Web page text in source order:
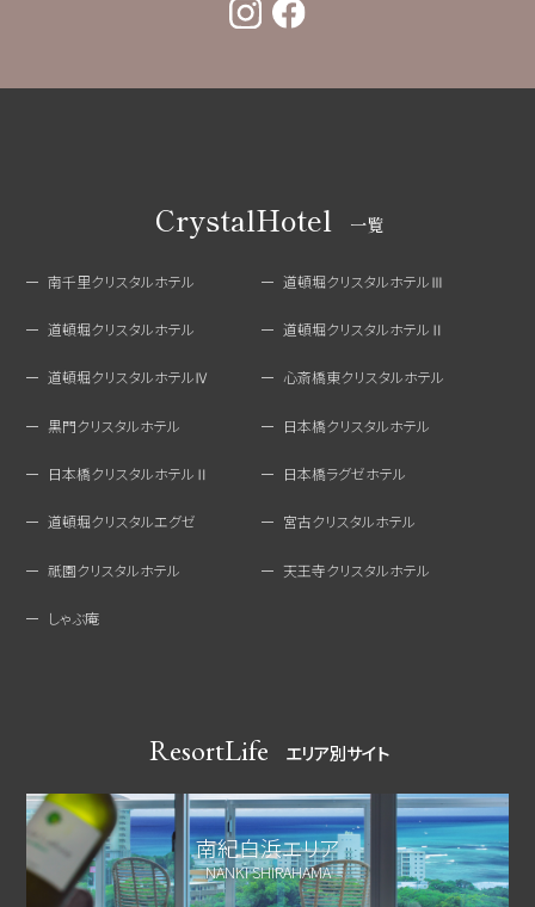
CrystalHotel 一覧
南千里クリスタルホテル 道頓堀クリスタルホテルⅢ
道頓堀クリスタルホテル 道頓堀クリスタルホテルⅡ
道頓堀クリスタルホテルⅣ 心斎橋東クリスタルホテル
黒門クリスタルホテル 日本橋クリスタルホテル
日本橋クリスタルホテルⅡ 日本橋ラグゼホテル
道頓堀クリスタルエグゼ 宮古クリスタルホテル
祇園クリスタルホテル 天王寺クリスタルホテル
しゃぶ庵
ResortLife エリア別サイト
南紀白浜エリア
NANKI SHIRAHAMA